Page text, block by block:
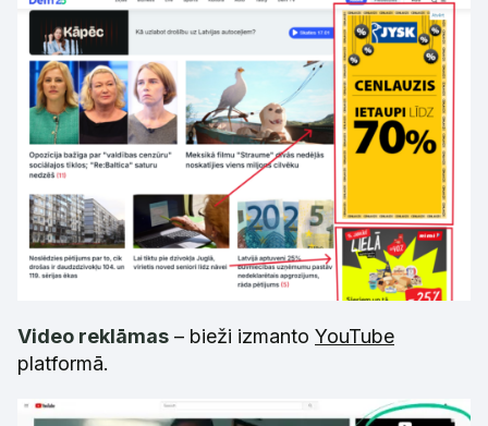
Video reklāmas – bieži izmanto YouTube
platformā.